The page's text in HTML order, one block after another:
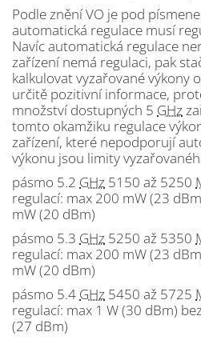
Podle znění VO je pod
automatická regulace musí
Navíc automatická regulace
zařízení nemá regulaci, pak
kalkulovat vyzařované výkony
určitě pozitivní informace,
množství dostupných 5 GHz
tomto okamžiku regulace
zařízení, které nepodporují
výkonu jsou limity
pásmo 5.2 GHz 5150 až 5250
regulací: max 200 mW (23
mW (20 dBm)
pásmo 5.3 GHz 5250 až 5350
regulací: max 200 mW (23
mW (20 dBm)
pásmo 5.4 GHz 5450 až 5725
regulací: max 1 W (30 dBm)
(27 dBm)